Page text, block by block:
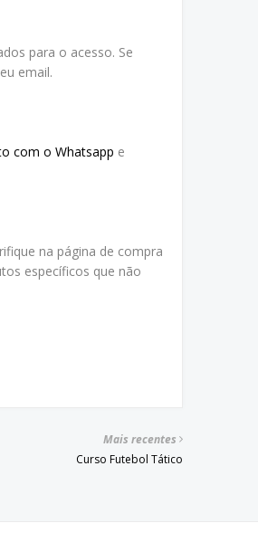
para o acesso. Se
email.
com o Whatsapp e
na página de compra
específicos que não
Mais recentes
Curso Futebol Tático